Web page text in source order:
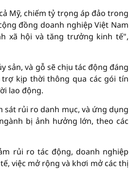
Mỹ, chiếm tỷ trọng áp đảo trong
đồng doanh nghiệp Việt Nam
xã hội và tăng trưởng kinh tế",
sản, và gỗ sẽ chịu tác động đáng
kịp thời thông qua các gói tín
lao động.
rủi ro danh mục, và ứng dụng
bị ảnh hưởng lớn, theo các
rủi ro tác động, doanh nghiệp
việc mở rộng và khơi mở các thị